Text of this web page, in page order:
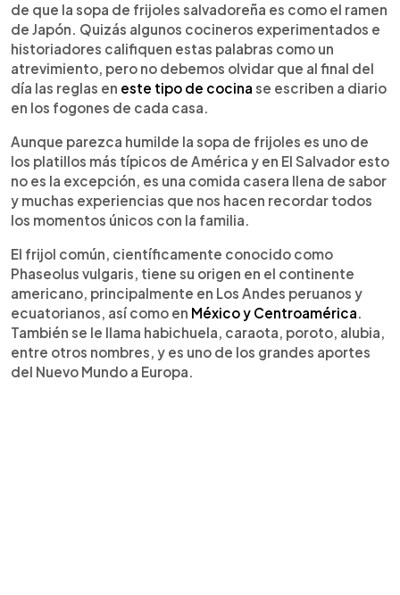
de que la sopa de frijoles salvadoreña es como el ramen
de Japón. Quizás algunos cocineros experimentados e
historiadores califiquen estas palabras como un
atrevimiento, pero no debemos olvidar que al final del
día las reglas en este tipo de cocina se escriben a diario
en los fogones de cada casa.
Aunque parezca humilde la sopa de frijoles es uno de
los platillos más típicos de América y en El Salvador esto
no es la excepción, es una comida casera llena de sabor
y muchas experiencias que nos hacen recordar todos
los momentos únicos con la familia.
El frijol común, científicamente conocido como
Phaseolus vulgaris, tiene su origen en el continente
americano, principalmente en Los Andes peruanos y
ecuatorianos, así como en México y Centroamérica.
También se le llama habichuela, caraota, poroto, alubia,
entre otros nombres, y es uno de los grandes aportes
del Nuevo Mundo a Europa.